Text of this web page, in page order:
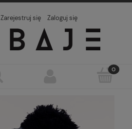
Zarejestruj się Zaloguj się